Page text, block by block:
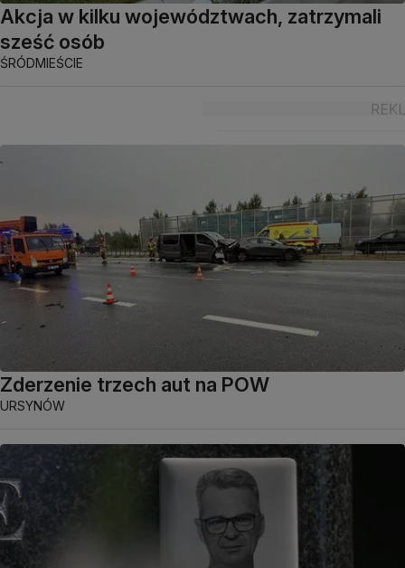
Akcja w kilku województwach, zatrzymali
sześć osób
ŚRÓDMIEŚCIE
Zderzenie trzech aut na POW
URSYNÓW